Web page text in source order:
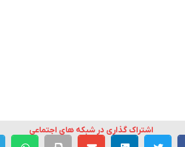
اشتراک گذاری در شبکه های اجتماعی